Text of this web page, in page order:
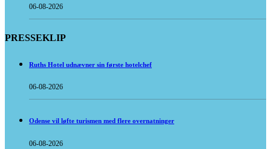
06-08-2026
PRESSEKLIP
Ruths Hotel udnævner sin første hotelchef
06-08-2026
Odense vil løfte turismen med flere overnatninger
06-08-2026